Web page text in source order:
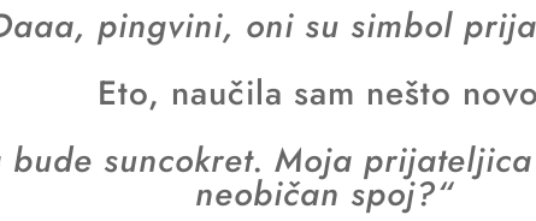
pingvini, oni su simbol
Eto, naučila sam nešto
suncokret. Moja
neobičan spoj?“